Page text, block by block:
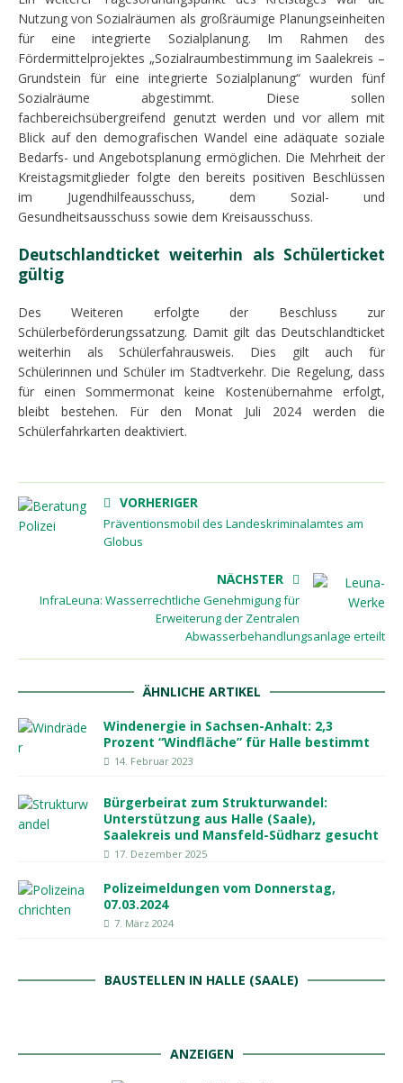
Nutzung von Sozialräumen als großräumige Planungseinheiten
für eine integrierte Sozialplanung. Im Rahmen des
Fördermittelprojektes „Sozialraumbestimmung im Saalekreis –
Grundstein für eine integrierte Sozialplanung“ wurden fünf
Sozialräume abgestimmt. Diese sollen
fachbereichsübergreifend genutzt werden und vor allem mit
Blick auf den demografischen Wandel eine adäquate soziale
Bedarfs- und Angebotsplanung ermöglichen. Die Mehrheit der
Kreistagsmitglieder folgte den bereits positiven Beschlüssen
im Jugendhilfeausschuss, dem Sozial- und
Gesundheitsausschuss sowie dem Kreisausschuss.
Deutschlandticket weiterhin als Schülerticket
gültig
Des Weiteren erfolgte der Beschluss zur
Schülerbeförderungssatzung. Damit gilt das Deutschlandticket
weiterhin als Schülerfahrausweis. Dies gilt auch für
Schülerinnen und Schüler im Stadtverkehr. Die Regelung, dass
für einen Sommermonat keine Kostenübernahme erfolgt,
bleibt bestehen. Für den Monat Juli 2024 werden die
Schülerfahrkarten deaktiviert.
VORHERIGER
Präventionsmobil des Landeskriminalamtes am
Globus
NÄCHSTER
InfraLeuna: Wasserrechtliche Genehmigung für
Erweiterung der Zentralen
Abwasserbehandlungsanlage erteilt
ÄHNLICHE ARTIKEL
Windenergie in Sachsen-Anhalt: 2,3
Prozent “Windfläche” für Halle bestimmt
14. Februar 2023
Bürgerbeirat zum Strukturwandel:
Unterstützung aus Halle (Saale),
Saalekreis und Mansfeld-Südharz gesucht
17. Dezember 2025
Polizeimeldungen vom Donnerstag,
07.03.2024
7. März 2024
BAUSTELLEN IN HALLE (SAALE)
ANZEIGEN